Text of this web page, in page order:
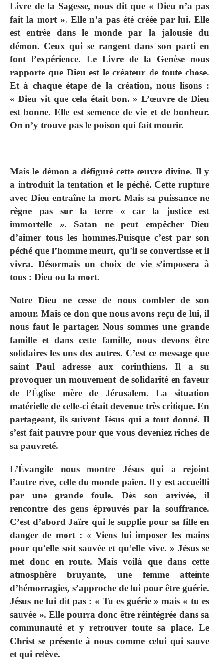
Livre de la Sagesse, nous dit que « Dieu n’a pas
fait la mort ». Elle n’a pas été créée par lui. Elle
est entrée dans le monde par la jalousie du
démon. Ceux qui se rangent dans son parti en
font l’expérience. Le Livre de la Genèse nous
rapporte que Dieu est le créateur de toute chose.
Et à chaque étape de la création, nous lisons :
« Dieu vit que cela était bon. » L’œuvre de Dieu
est bonne. Elle est semence de vie et de bonheur.
On n’y trouve pas le poison qui fait mourir.
Mais le démon a défiguré cette œuvre divine. Il y
a introduit la tentation et le péché. Cette rupture
avec Dieu entraîne la mort. Mais sa puissance ne
règne pas sur la terre « car la justice est
immortelle ». Satan ne peut empêcher Dieu
d’aimer tous les hommes.Puisque c’est par son
péché que l’homme meurt, qu’il se convertisse et il
vivra. Désormais un choix de vie s’imposera à
tous : Dieu ou la mort.
Notre Dieu ne cesse de nous combler de son
amour. Mais ce don que nous avons reçu de lui, il
nous faut le partager. Nous sommes une grande
famille et dans cette famille, nous devons être
solidaires les uns des autres. C’est ce message que
saint Paul adresse aux corinthiens. Il a su
provoquer un mouvement de solidarité en faveur
de l’Église mère de Jérusalem. La situation
matérielle de celle-ci était devenue très critique. En
partageant, ils suivent Jésus qui a tout donné. Il
s’est fait pauvre pour que vous deveniez riches de
sa pauvreté.
L’Évangile nous montre Jésus qui a rejoint
l’autre rive, celle du monde païen. Il y est accueilli
par une grande foule. Dès son arrivée, il
rencontre des gens éprouvés par la souffrance.
C’est d’abord Jaïre qui le supplie pour sa fille en
danger de mort : «Viens lui imposer les mains
pour qu’elle soit sauvée et qu’elle vive. » Jésus se
met donc en route. Mais voilà que dans cette
atmosphère bruyante, une femme atteinte
d’hémorragies, s’approche de lui pour être guérie.
Jésus ne lui dit pas : « Tu es guérie » mais « tu es
sauvée ». Elle pourra donc être réintégrée dans sa
communauté et y retrouver toute sa place. Le
Christ se présente à nous comme celui qui sauve
et qui relève.